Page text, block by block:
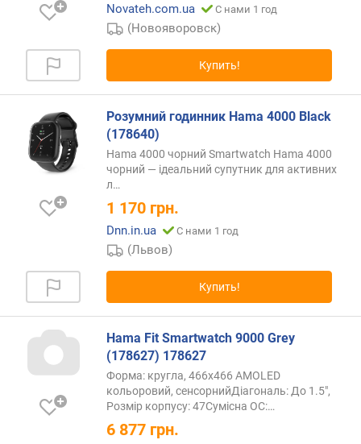
м
(
)
в
р
е
м
р
т
(
G
P
S
ч
Novateh.com.ua С нами 1 год
(Новояворовск)
Купить!
Розумний годинник Hama 4000 Black
(178640)
Hama 4000 чорний Smartwatch Hama 4000
чорний — ідеальний супутник для активних
л…
1 170 грн.
Dnn.in.ua С нами 1 год
(Львов)
Купить!
Hama Fit Smartwatch 9000 Grey
(178627) 178627
Форма: кругла, 466x466 AMOLED
кольоровий, сенсорнийДіагональ: До 1.5",
Розмір корпусу: 47Сумісна ОС:…
6 877 грн.